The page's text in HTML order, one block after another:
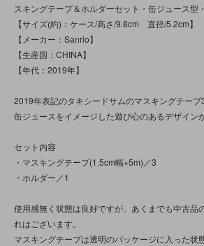
スキングテープ＆ホルダーセット・缶ジュース型
【サイズ(約)：ケース/高さ/9.8cm 直径/5.2cm】
【メーカー：Sanrio】
【生産国：CHINA】
【年代：2019年】
2019年表記のタキシードサムのマスキングテープ
缶ジュースをイメージした遊び心のあるデザイン
セット内容
・マスキングテープ(1.5cm幅×5m)／3
・ホルダー／1
使用感無く状態は良好ですが、あくまでも中古品
れはございます。
マスキングテープは透明のパッケージに入った状態